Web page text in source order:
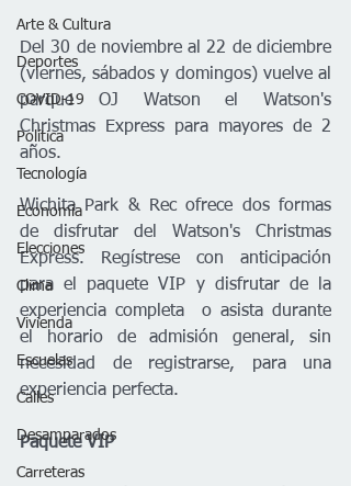
Arte & Cultura
Deportes
COVID-19
Política
Tecnología
Economía
Elecciones
Clima
Vivienda
Escuelas
Calles
Desamparados
Carreteras
Del 30 de noviembre al 22 de diciembre
(viernes, sábados y domingos) vuelve al
parque OJ Watson el Watson's
Christmas Express para mayores de 2
años.
Wichita Park & Rec ofrece dos formas
de disfrutar del Watson's Christmas
Express. Regístrese con anticipación
para el paquete VIP y disfrutar de la
experiencia completa  o asista durante
el horario de admisión general, sin
necesidad de registrarse, para una
experiencia perfecta.
Paquete VIP